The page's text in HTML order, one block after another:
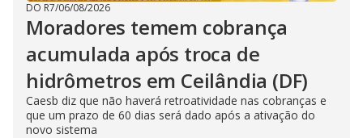
DO R7/06/08/2026
Moradores temem cobrança
acumulada após troca de
hidrômetros em Ceilândia (DF)
Caesb diz que não haverá retroatividade nas cobranças e
que um prazo de 60 dias será dado após a ativação do
novo sistema